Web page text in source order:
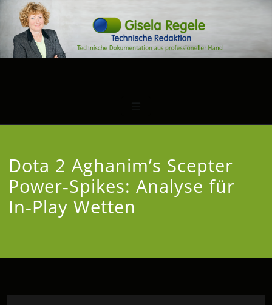
Dota 2 Aghanim’s Scepter
Power‑Spikes: Analyse für
In‑Play Wetten